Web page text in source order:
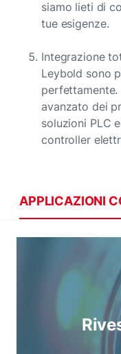
siamo lieti di
tue esigenze.
Integrazione
Leybold sono
avanzato dei
soluzioni PLC
controller
APPLICAZIONI